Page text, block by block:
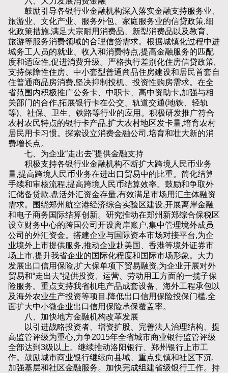
鼓励引导各银行业金融机构深入落实金融支持服务业、
旅游业、文化产业、服务外包、家庭服务业的信贷政策,细
化政策措施,满足大宗耐用消费品、新型消费品以及教育、
旅游等服务消费领域的合理信贷需求。根据城镇化过程中进
城务工人员的就业、收入和消费特点,提高金融服务的匹配
度和适应性,促进消费升级。严格执行差别化住房信贷政策,
支持保障性住房、中小套型普通商品住房建设和居民首套自
住普通商品房消费,坚决抑制投机、投资性购房需求。在全
省范围内积极推广公务卡、中职卡、高中资助卡,加强与相
关部门的合作,拓展银行卡在公交、轨道交通(地铁、轻轨
等)、社保、卫生、铁路等行业的应用。积极研发推广符合
农村农民特点的银行卡产品,扩大农村地区发卡量,培育农村
居民用卡习惯。探索设立消费金融公司,培育和壮大新的消
费增长点。
七、为企业“走出去”提供金融支持
积极支持各银行业金融机构不断扩大跨境人民币业务
量,提高跨境人民币业务在进出口贸易中的比重。简化结算
手续和审核流程,提高跨境人民币结算效率。鼓励和争取外
汇储备贷款,盘活外汇资金存量,有效满足市场用汇主体融资
需求。围绕郑州航空港经济综合实验区建设,开展离岸金融
和电子商务国际结算创新。研究推动在郑州新郑综合保税区
设立财务中心的跨国公司开设离岸账户,集中管理境外成员
公司的外汇资金。搭建企业与国际资本市场对接平台,为企
业境外上市提供服务,推动企业赴美国、香港等境外证券市
场上市,提升我省企业的国际化程度和国际市场形象。大力
发展出口信用保险,扩大保单项下贸易融资,为企业开展对外
贸易和“走出去”提供投资、运营、劳动用工方面的一揽子保
险服务。重点支持我省机电产品成套设备、海外工程承包以
及海外农业生产投资等项目,降低出口信用保险投保门槛,全
面扩大中小微企业出口信用保险承保覆盖率。
八、加快地方金融机构改革发展
以引进战略投资者、增资扩股、完善法人治理结构、提
高监管评级为重心,力争2015年全省城市商业银行监管评级
全部达到3级以上。继续推动洛阳银行、郑州银行上市工
作。鼓励城市商业银行继续向县域、重点集镇和社区下沉,
加强基层和社区金融服务。加快完成组建省级银行工作。持